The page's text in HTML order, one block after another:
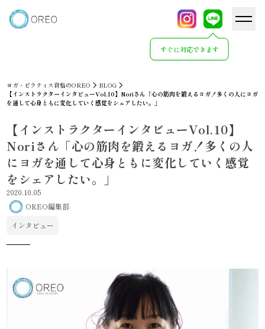
すぐに対応できます
ヨガ・ピラティス資格のOREO
BLOG
【インストラクターインタビューVol.10】Noriさん「心の筋肉を鍛えるヨガ！多くの人にヨガ
を通して心身ともに変化していく感覚をシェアしたい。」
【インストラクターインタビューVol.10】
Noriさん「心の筋肉を鍛えるヨガ！多くの人
にヨガを通して心身ともに変化していく感覚
をシェアしたい。」
2020.10.05
OREO編集部
インタビュー